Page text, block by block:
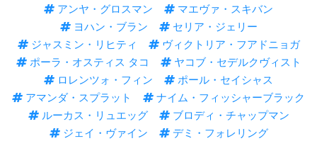
アンヤ・グロスマン
マエヴァ・スキバン
ヨハン・ブラン
セリア・ジェリー
ジャスミン・リヒティ
ヴィクトリア・フアドニョガ
ポーラ・オスティス タコ
ヤコブ・セデルクヴィスト
ロレンツォ・フィン
ポール・セイシャス
アマンダ・スプラット
ナイム・フィッシャーブラック
ルーカス・リュエッグ
ブロディ・チャップマン
ジェイ・ヴァイン
デミ・フォレリング